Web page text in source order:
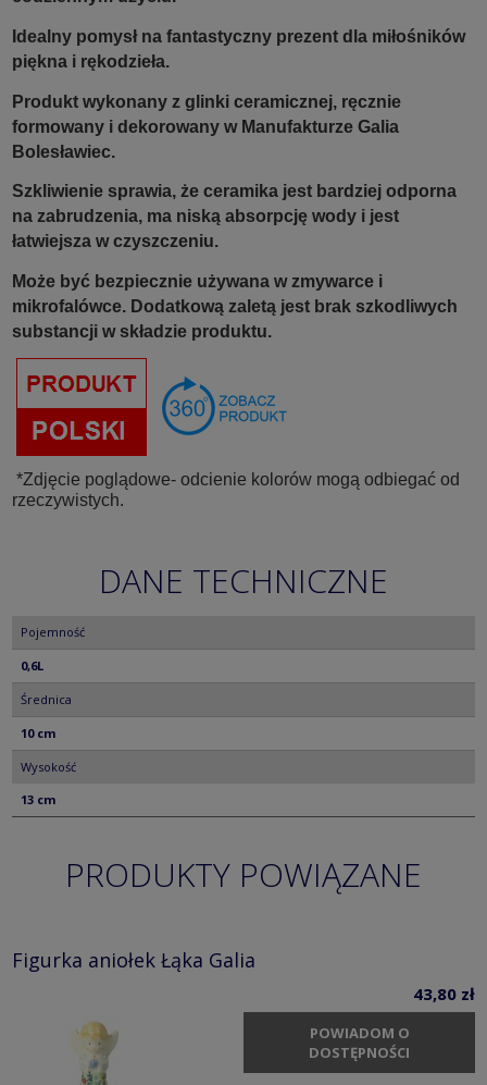
Idealny pomysł na fantastyczny prezent dla miłośników
piękna i rękodzieła.
Produkt wykonany z glinki ceramicznej, ręcznie
formowany i dekorowany w Manufakturze Galia
Bolesławiec.
Szkliwienie sprawia, że ceramika jest bardziej odporna
na zabrudzenia, ma niską absorpcję wody i jest
łatwiejsza w czyszczeniu.
Może być bezpiecznie używana w zmywarce i
mikrofalówce. Dodatkową zaletą jest brak szkodliwych
substancji w składzie produktu.
*Zdjęcie poglądowe- odcienie kolorów mogą odbiegać od
rzeczywistych.
DANE TECHNICZNE
Pojemność
0,6L
Średnica
10 cm
Wysokość
13 cm
PRODUKTY POWIĄZANE
Figurka aniołek Łąka Galia
43,80 zł
POWIADOM O
DOSTĘPNOŚCI